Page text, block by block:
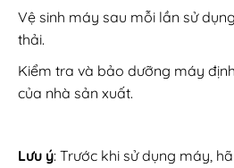
Vệ sinh máy sau mỗi lần sử
thải.
Kiểm tra và bảo dưỡng máy
của nhà sản xuất.
Lưu ý: Trước khi sử dụng máy,